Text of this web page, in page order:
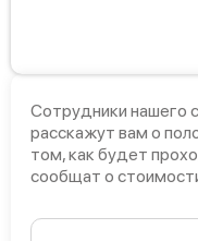
Сотрудники нашего
расскажут вам о
том, как будет
сообщат о